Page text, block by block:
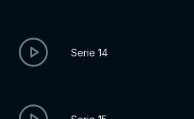
Serie 14